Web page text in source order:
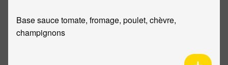
Base sauce tomate, fromage, poulet, chèvre,
champignons